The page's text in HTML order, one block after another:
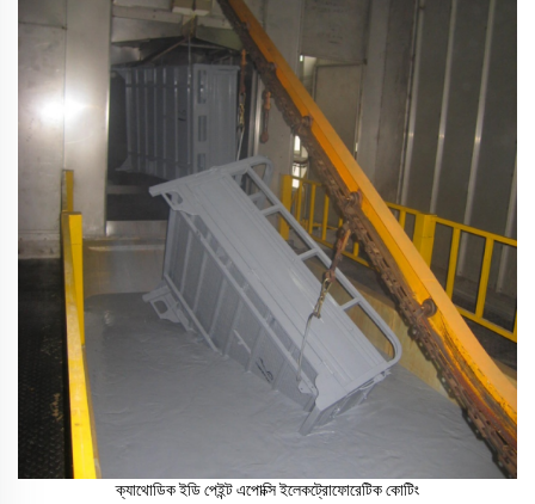
ক্যাথোডিক ইডি পেইন্ট এপোক্সি ইলেকট্রোফোরেটিক কোটিং